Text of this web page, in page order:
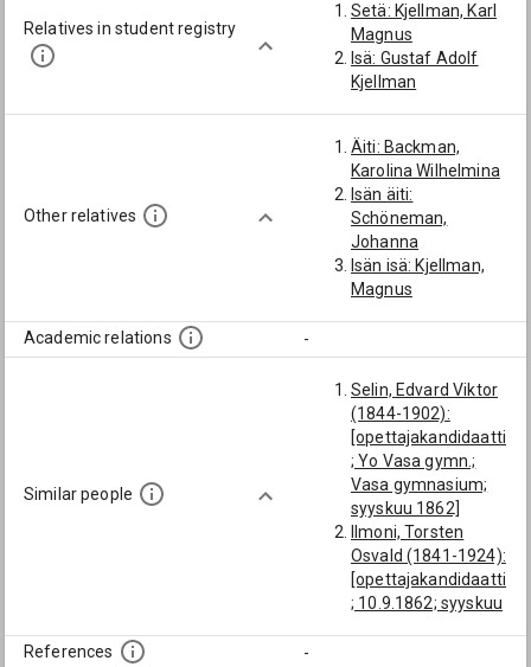
Relatives in student registry
Setä: Kjellman, Karl
Magnus
Isä: Gustaf Adolf
Kjellman
Other relatives
Äiti: Backman,
Karolina Wilhelmina
Isän äiti:
Schöneman,
Johanna
Isän isä: Kjellman,
Magnus
Academic relations -
Similar people
Selin, Edvard Viktor
(1844-1902):
[opettajakandidaatti
; Yo Vasa gymn.;
Vasa gymnasium;
syyskuu 1862]
Ilmoni, Torsten
Osvald (1841-1924):
[opettajakandidaatti
; 10.9.1862; syyskuu
References -